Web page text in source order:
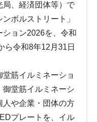
局、経済団体等）で
ボルストリート」
ション2026を、令和
ら令和8年12月31日
筋イルミネーショ
御堂筋イルミネーシ
人や企業・団体の方
プレートを、イル